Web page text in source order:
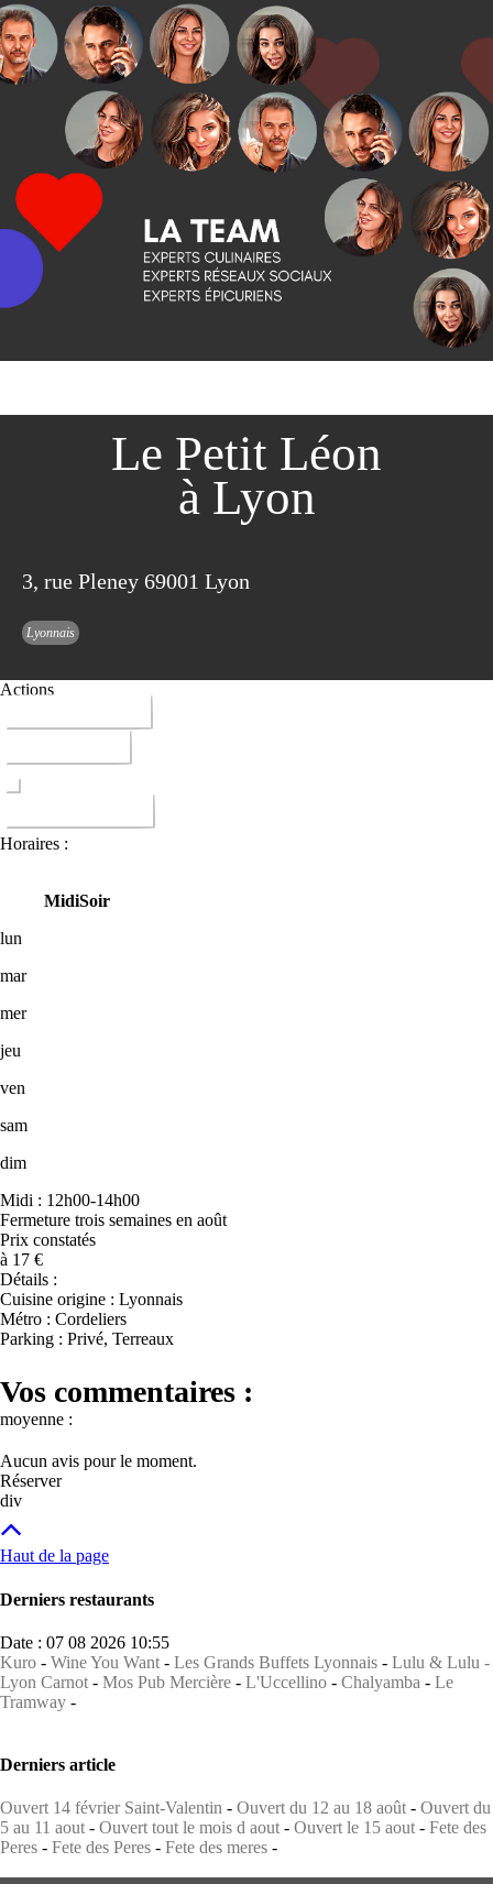
Le Petit Léon
à Lyon
3, rue Pleney 69001 Lyon
Lyonnais
Actions
Horaires :
MidiSoir
lun
mar
mer
jeu
ven
sam
dim
Midi : 12h00-14h00
Fermeture trois semaines en août
Prix constatés
à 17 €
Détails :
Cuisine origine : Lyonnais
Métro : Cordeliers
Parking : Privé, Terreaux
Vos commentaires :
moyenne :
Aucun avis pour le moment.
Réserver
div
Haut de la page
Derniers restaurants
Date : 07 08 2026 10:55
Kuro - Wine You Want - Les Grands Buffets Lyonnais - Lulu & Lulu -
Lyon Carnot - Mos Pub Mercière - L'Uccellino - Chalyamba - Le
Tramway -
Derniers article
Ouvert 14 février Saint-Valentin - Ouvert du 12 au 18 août - Ouvert du
5 au 11 aout - Ouvert tout le mois d aout - Ouvert le 15 aout - Fete des
Peres - Fete des Peres - Fete des meres -